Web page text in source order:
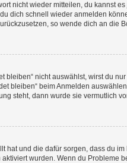
nicht wieder mitteilen, du kannst
dich schnell wieder anmelden
so wende dich an die
bleiben“ nicht auswählst, wirst du
bleiben“ beim Anmelden
steht, dann wurde sie vermutlich
hat und die dafür sorgen, dass du
wurden. Wenn du